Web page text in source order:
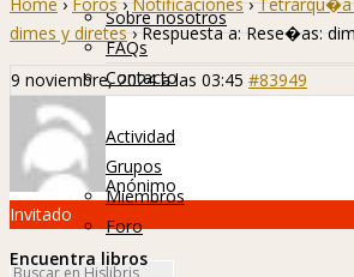
Sobre nosotros
FAQs
Contacto
Hislibreños
Actividad
Grupos
Miembros
Foro
dimes y diretes › Respuesta a: Rese�as:
9 noviembre, 2024 a las 03:45 #83949
Anónimo
Invitado
Encuentra libros